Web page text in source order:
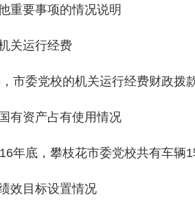
要事项的情况说明
运行经费
委党校的机关运行经费财政拨
资产占有使用情况
底，攀枝花市委党校共有车辆1
目标设置情况